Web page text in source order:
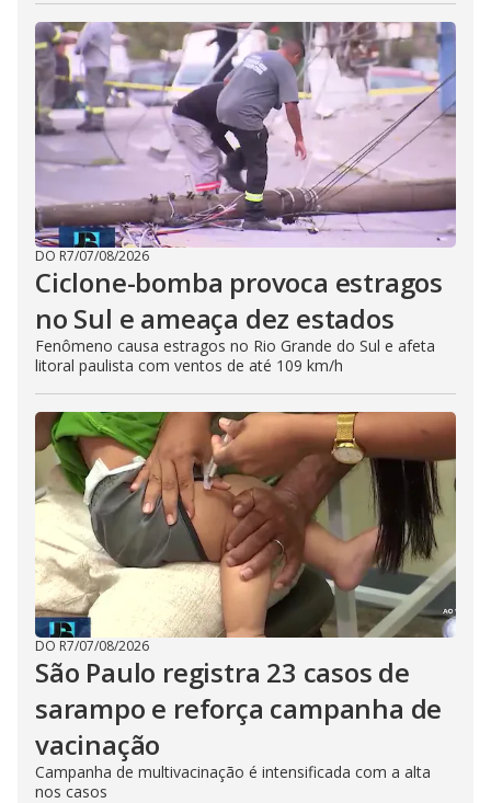
DO R7/07/08/2026
Ciclone-bomba provoca estragos
no Sul e ameaça dez estados
Fenômeno causa estragos no Rio Grande do Sul e afeta
litoral paulista com ventos de até 109 km/h
DO R7/07/08/2026
São Paulo registra 23 casos de
sarampo e reforça campanha de
vacinação
Campanha de multivacinação é intensificada com a alta
nos casos